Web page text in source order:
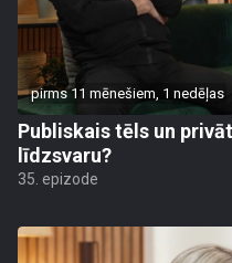
pirms 11 mēnešiem, 1 nedēļas
Publiskais tēls un
līdzsvaru?
35. epizode